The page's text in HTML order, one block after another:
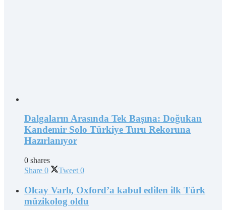
Dalgaların Arasında Tek Başına: Doğukan
Kandemir Solo Türkiye Turu Rekoruna
Hazırlanıyor
0 shares
Share 0 Tweet 0
Olcay Varlı, Oxford’a kabul edilen ilk Türk
müzikolog oldu